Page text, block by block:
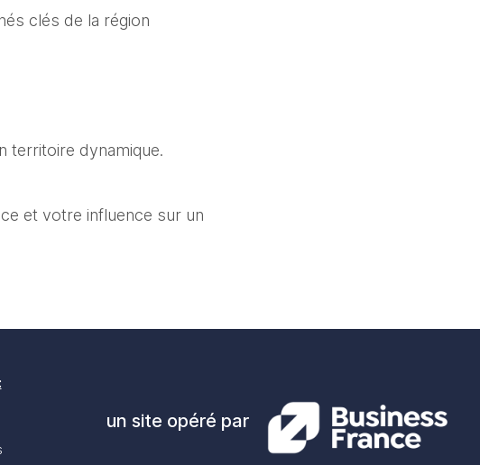
clés de la région
territoire dynamique.
et votre influence sur un
un site opéré par